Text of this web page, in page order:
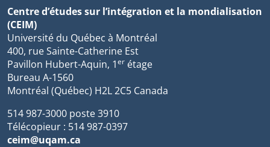
Centre d’études sur l’intégration et la mondialisation
(CEIM)
Université du Québec à Montréal
400, rue Sainte-Catherine Est
Pavillon Hubert-Aquin, 1er étage
Bureau A-1560
Montréal (Québec) H2L 2C5 Canada
514 987-3000 poste 3910
Télécopieur : 514 987-0397
ceim@uqam.ca